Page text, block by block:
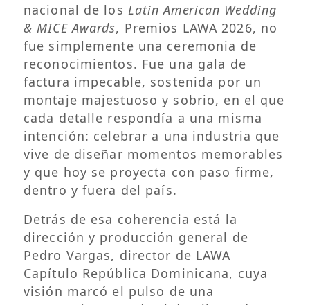
nacional de los Latin American Wedding
& MICE Awards, Premios LAWA 2026, no
fue simplemente una ceremonia de
reconocimientos. Fue una gala de
factura impecable, sostenida por un
montaje majestuoso y sobrio, en el que
cada detalle respondía a una misma
intención: celebrar a una industria que
vive de diseñar momentos memorables
y que hoy se proyecta con paso firme,
dentro y fuera del país.
Detrás de esa coherencia está la
dirección y producción general de
Pedro Vargas, director de LAWA
Capítulo República Dominicana, cuya
visión marcó el pulso de una